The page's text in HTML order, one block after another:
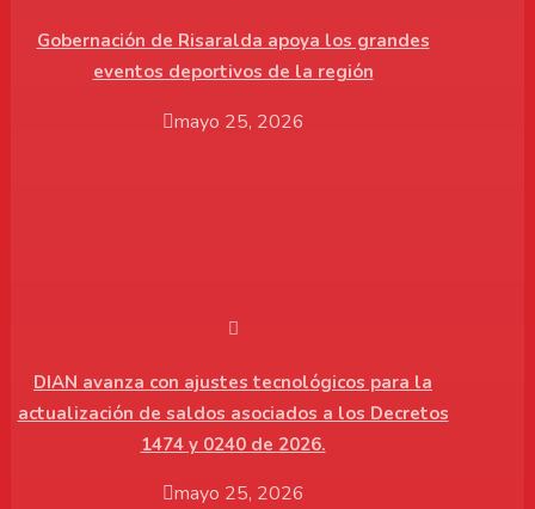
Gobernación de Risaralda apoya los grandes
eventos deportivos de la región
mayo 25, 2026
DIAN avanza con ajustes tecnológicos para la
actualización de saldos asociados a los Decretos
1474 y 0240 de 2026.
mayo 25, 2026